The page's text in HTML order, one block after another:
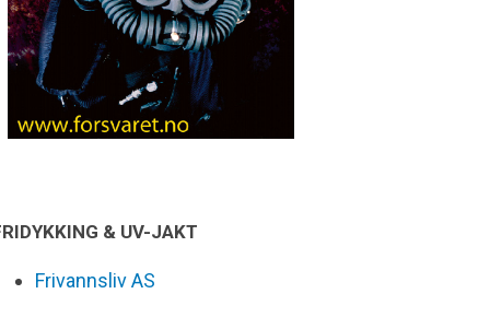
& UV-JAKT
Frivannsliv AS